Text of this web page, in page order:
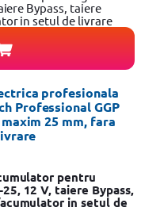
Bypass, taiere
in setul de livrare
profesionala
Professional GGP
25 mm, fara
pentru
12 V, taiere Bypass,
in setul de